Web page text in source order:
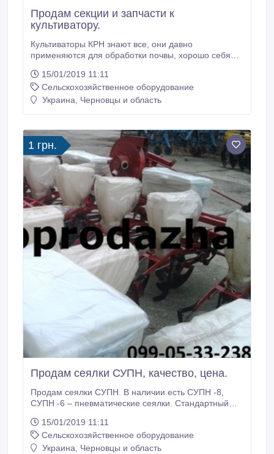
Продам секции и запчасти к
культиватору.
Культиваторы КРН знают все, они давно
применяются для обработки почвы, хорошо себя
продлевает срок службы. Секции, отдельные
запчасти для культиватора КРН, КРНВ можно купить
у нас, от завода. Секции культиваторов, усиленные
культиватора, опорные колеса, туковая система, и
др.
15/01/2019 11:11
Сельскохозяйственное оборудование
Украина, Черновцы и область
1 грн.
Продам сеялки СУПН, качество, цена.
Продам сеялки СУПН. В наличии есть СУПН -8,
СУПН -6 – пневматические сеялки. Стандартный
процесс посева, уровень семян и минеральных
удобрений в бункерах. Сеялки СУПН просты в
использовании, их легко настраивать, долгий срок
15/01/2019 11:11
Сельскохозяйственное оборудование
Украина, Черновцы и область